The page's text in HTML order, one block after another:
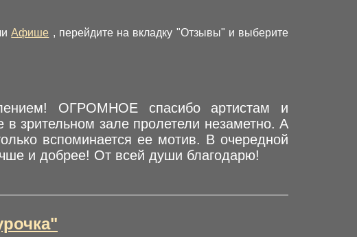
Афише , перейдите на вкладку "Отзывы" и выберите
ОГРОМНОЕ спасибо артистам и
зрительном зале пролетели незаметно. А
вспоминается ее мотив. В очередной
и добрее! От всей души благодарю!